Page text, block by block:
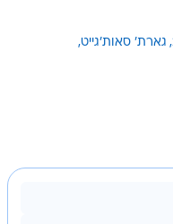
גארת' סאות'גייט